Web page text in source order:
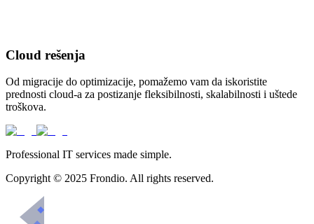
Cloud rešenja
Od migracije do optimizacije, pomažemo vam da iskoristite
prednosti cloud-a za postizanje fleksibilnosti, skalabilnosti i uštede
troškova.
Professional IT services made simple.
Copyright © 2025 Frondio. All rights reserved.